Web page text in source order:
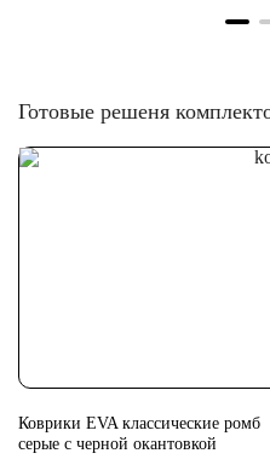
Готовые решеня
Коврики EVA классические ромб
серые с черной окантовкой